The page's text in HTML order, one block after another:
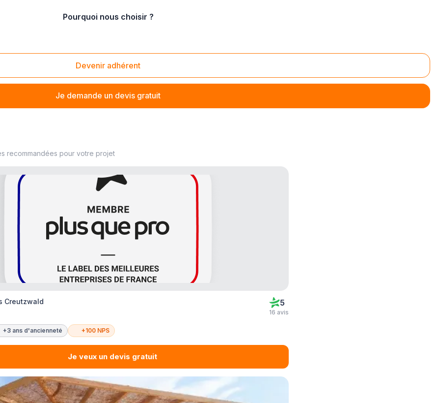
Pourquoi nous choisir ?
Devenir adhérent
Je demande un devis gratuit
recommandées pour votre projet
Creutzwald 5
16 avis
+3 ans d'ancienneté +100 NPS
Je veux un devis gratuit